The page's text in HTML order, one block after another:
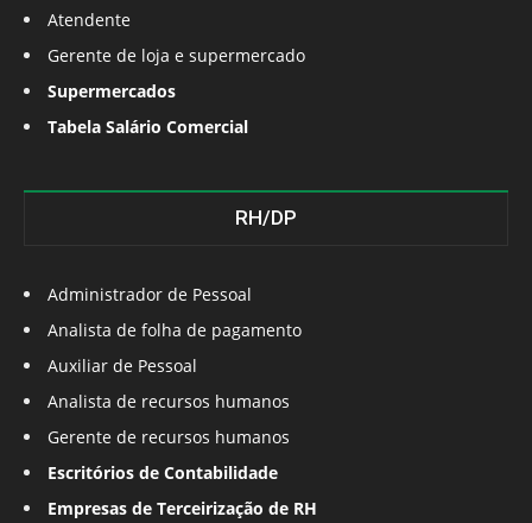
Atendente
Gerente de loja e supermercado
Supermercados
Tabela Salário Comercial
RH/DP
Administrador de Pessoal
Analista de folha de pagamento
Auxiliar de Pessoal
Analista de recursos humanos
Gerente de recursos humanos
Escritórios de Contabilidade
Empresas de Terceirização de RH